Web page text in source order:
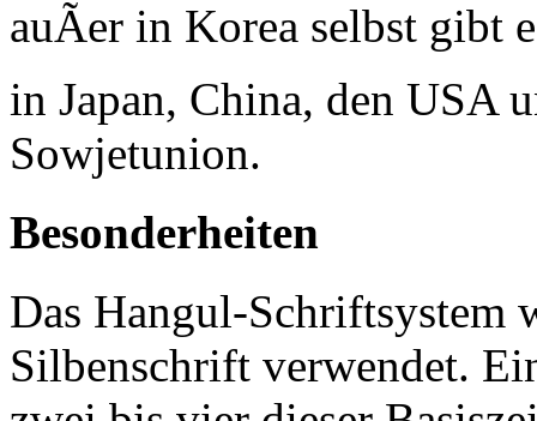
auÃer in Korea selbst gibt
in Japan, China, den USA
Sowjetunion.
Besonderheiten
Das Hangul-Schriftsystem
Silbenschrift verwendet.